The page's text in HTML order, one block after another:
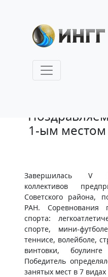
1-ым местом
Завершилась V
коллективов
Советского района,
РАН. Соревнования
спорта:
спорте, мини-
теннисе, волейболе,
винтовки,
Победитель
занятых мест в 7